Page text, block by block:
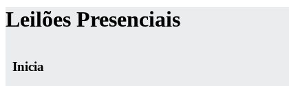
Leilões Presenciais
Inicia